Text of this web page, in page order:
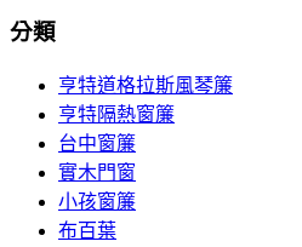
分類
亨特道格拉斯風琴簾
亨特隔熱窗簾
台中窗簾
實木門窗
小孩窗簾
布百葉